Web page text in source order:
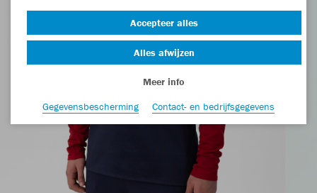
Accepteer alles
Alles afwijzen
Meer info
Gegevensbescherming
Contact- en bedrijfsgegevens